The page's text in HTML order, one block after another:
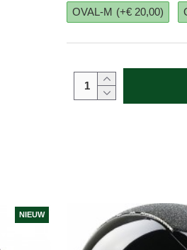
OVAL-M (+€ 20,00)
NIEUW